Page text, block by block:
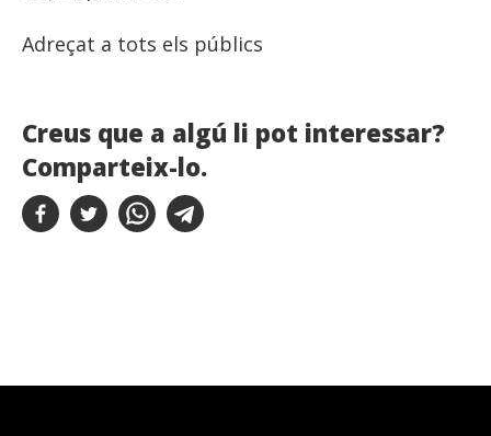
Adreçat a tots els públics
Creus que a algú li pot interessar?
Comparteix-lo.